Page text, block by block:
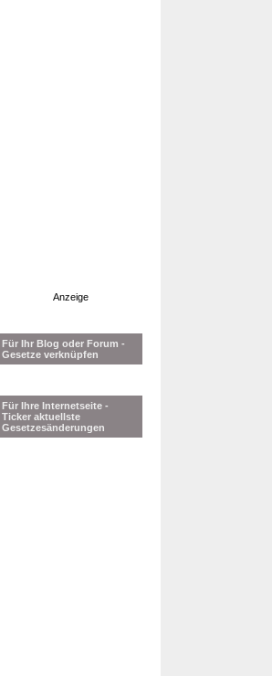
Anzeige
Für Ihr Blog oder Forum -
Gesetze verknüpfen
Für Ihre Internetseite -
Ticker aktuellste
Gesetzesänderungen